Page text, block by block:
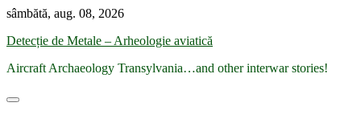
Skip
content
sâmbătă, aug. 08, 2026
Detecție de Metale – Arheologie aviatică
Aircraft Archaeology Transylvania…and other interwar stories!